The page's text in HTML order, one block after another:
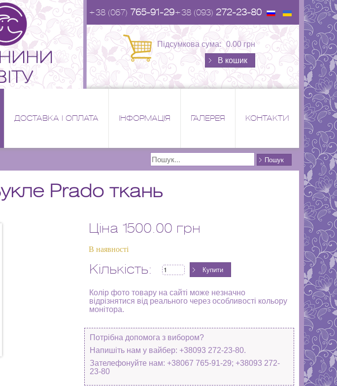
+38 (067) 765-91-29+38 (093) 272-23-80
Підсумкова сума: 0.00 грн
В кошик
ДОСТАВКА І ОПЛАТА ІНФОРМАЦІЯ ГАЛЕРЕЯ КОНТАКТИ
Поиск
Пошук
Prado ткань
Ціна 1500.00 грн
В наявності
Кількість:
Колір фото товару на сайті може незначно
відрізнятися від реального через особливості кольору
монітора.
Потрібна допомога з вибором?
Напишіть нам у вайбер: +38093 272-23-80.
Зателефонуйте нам: +38067 765-91-29; +38093 272-
23-80